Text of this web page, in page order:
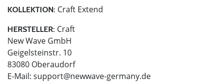
KOLLEKTION: Craft Extend
HERSTELLER: Craft
New Wave GmbH
Geigelsteinstr. 10
83080 Oberaudorf
E-Mail: support@newwave-germany.de